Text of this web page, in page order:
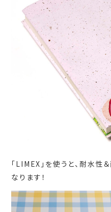
「LIMEX」を使うと、耐水性
なります！